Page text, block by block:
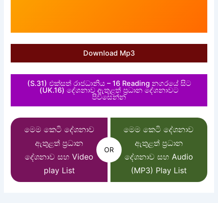
Download Mp3
(S.31) එක්සත් රාජධානිය – 16 Reading නගරයේ සිට
(UK.16) දේශනාව ඇතුළත් ප්‍රධාන දේශනාවට
පිවිසෙන්න
මෙම කෙටි දේශනාව
ඇතුළත් ප්‍රධාන
දේශනාව සහ Video
play List
OR
මෙම කෙටි දේශනාව
ඇතුළත් ප්‍රධාන
දේශනාව සහ Audio
(MP3) Play List